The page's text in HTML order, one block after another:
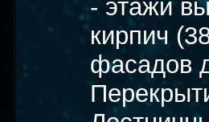
- этажи
кирпич
фасадов